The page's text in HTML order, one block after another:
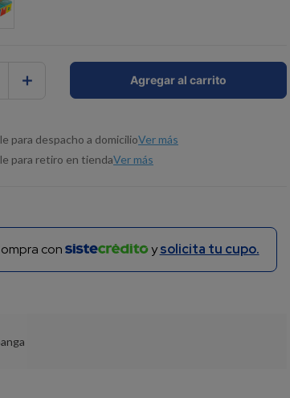
＋ Agregar al carrito
para despacho a domicilioVer más
para retiro en tiendaVer más
con ysolicita tu cupo.